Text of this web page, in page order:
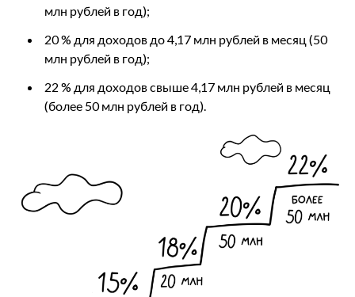
млн рублей в год);
20 % для доходов до 4,17 млн рублей в месяц (50
млн рублей в год);
22 % для доходов свыше 4,17 млн рублей в месяц
(более 50 млн рублей в год).